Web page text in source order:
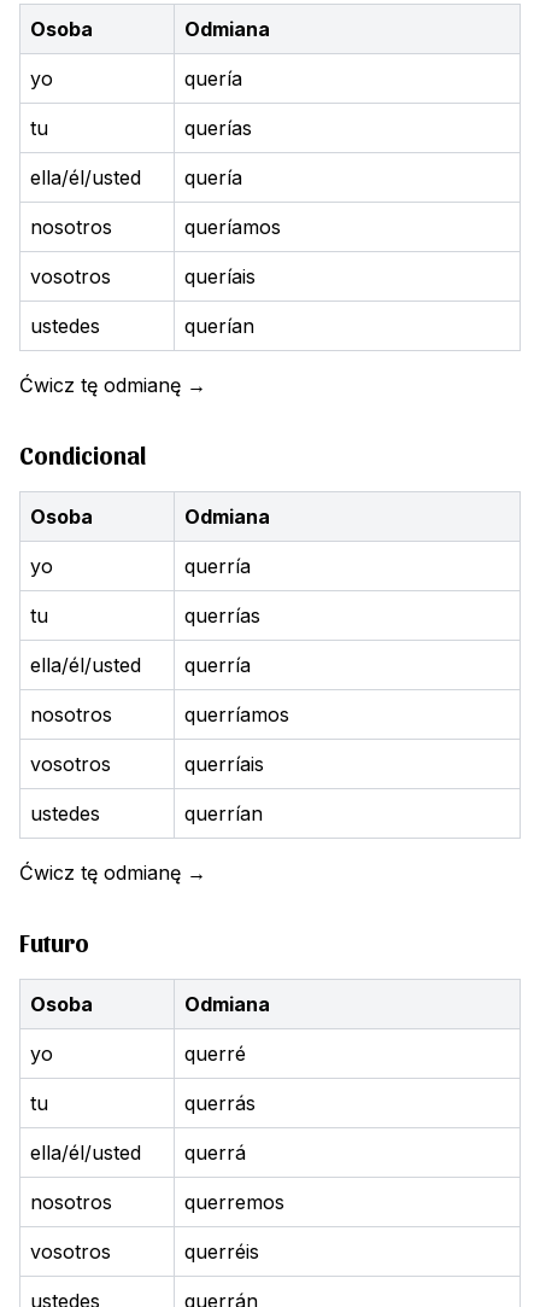
Osoba Odmiana
yo quería
tu querías
ella/él/usted quería
nosotros queríamos
vosotros queríais
ustedes querían
Ćwicz tę odmianę →
Condicional
Osoba Odmiana
yo querría
tu querrías
ella/él/usted querría
nosotros querríamos
vosotros querríais
ustedes querrían
Ćwicz tę odmianę →
Futuro
Osoba Odmiana
yo querré
tu querrás
ella/él/usted querrá
nosotros querremos
vosotros querréis
ustedes querrán